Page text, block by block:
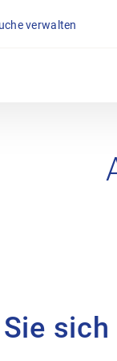
verwalten